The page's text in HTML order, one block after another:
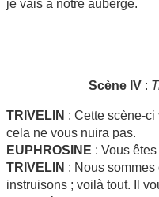
je vais à notre auberge.
Scène IV :
TRIVELIN : Cette scène-
cela ne vous nuira pas.
EUPHROSINE : Vous
TRIVELIN : Nous
instruisons ; voilà tout. Il